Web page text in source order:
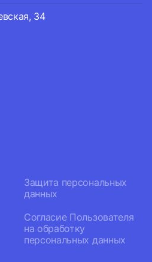
34
Защита персональных
данных
Согласие Пользователя
на обработку
персональных данных